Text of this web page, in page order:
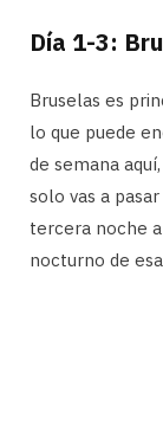
Día 1-3:
Bruselas es
lo que puede
de semana
solo vas a
tercera noche
nocturno de